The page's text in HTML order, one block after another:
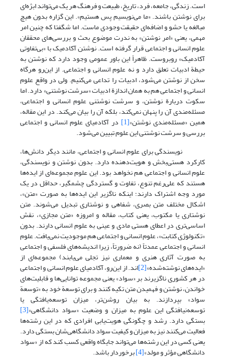
است. زندگی، جامعه، فرد، تاریخ، طبیعت و فرهنگ هر یک می‌تواند ابژه‌ای
برای نوشتن باشند. «ما می‌نویسیم پس هستیم». این گزاره بدون هیچ
مبالغه یا حشو و اضافه‌ای حقیقت وجودی ماست. اما شگفتا که چنین امر
مهمی، یعنی «امر نوشتن» به ندرت موضوع بحث و بررسی‌های محققان
علوم انسانی و اجتماعی قرار گرفته است. نوشتن آکادمیک با «بی‌تفاوتی
آکادمیک» روبروست. ظاهراً این باور عمومی وجود دارد که نوشتن به
حیطة ادبیات تعلق دارد و نه علوم انسانی و اجتماعی. از این‌رو هرگاه
سخن از نوشتن می‌شود، ادبیات را تداعی می‌کنیم. ولی در واقع علوم
انسانی و اجتماعی هم به همان اندازة ادبیات «سرشت نوشتنی» دارد. اما
سکوت دربارة نوشتن، و سرشت نوشتنی علوم انسانی و اجتماعی،
مسئله‌مندی آن را پنهان نمی‌کند، بلکه آن را بیان می‌کند. در این مقاله،
همین «مسئله‌مندی نوشتن»[1] در آکادمیای علوم انسانی و اجتماعی
بررسی و سرشت نوشتنی این علوم تبیین می‌شود.
نویسندگی برای علوم انسانی و اجتماعی، مانند دیگر دانش‌ها،
کارکرد هستی‌بخش و هویت‌دهنده دارد. بدون نوشتن و نویسندگی،
علوم انسانی و اجتماعی هم نخواهد بود. این علوم مجموعه‌ای از ایده‌ها
هستند که علی‌رغم تنوع، تفاوت و گستردگی چشمگیر، حداقل در یک
مورد وجه اشتراک دارند؛ اینکه ناگزیر این ایده‌ها به صورت «متن»،
اشکال مختلف متن بصری، شفاهی و نوشتاری تبدیل می‌شوند. متن
نوشتاری یا مکتوب، یعنی کتاب، مقاله و امروزه «متن مجازی»، نقش
اساسی‌تری در اعطای هستی مادی و عینی به علوم انسانی دارند. بدون
«تکنولوژی کتابت»، علوم انسانی و اجتماعی هم موجودیت نمی‌یافت. علوم
انسانی و اجتماعی عمدتاً (نه ضرورتاً، زیرا اندیشه‌های فلسفی و اجتماعی
به صورت آثاری هنری و معماری نیز تجلی می‌یابند) مجموعه‌ای از
«ایده‌های نوشته‌شده»‌[2] اند. از این‌رو، آکادمیای علوم انسانی و اجتماعی
در هر کشوری ناگزیرند بر «سواد» یعنی مجموعه توانایی‌ها و قابلیت‌های
خواندن، نوشتن و فهمیدن متن تکیه کنند و برای توسعة خود به «توسعة
سواد» بپردازند. به بیان روشن‌تر، میزان توسعه‌یافتگی یا
توسعه‌نیافتگی این علوم به میزان و وضعیت «سواد دانشگاهی»[3]
بستگی دارد. رشد و چگونگی هویت‌یابی افرادی که در این رشته‌ها
فعالیت می‌کنند نیز به میزان و کیفیت سواد دانشگاهی‌شان بستگی دارد.
یعنی کسی در این رشته‌ها می‌تواند جایگاه واقعی کسب کند که از «سواد
دانشگاهی مؤثر و مولد»[4] برخوردار باشد.